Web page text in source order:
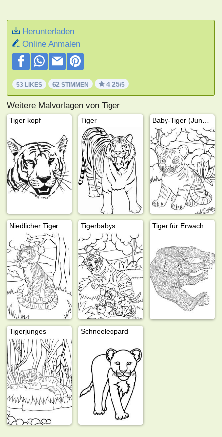
Herunterladen
Online Anmalen
53 LIKES 62 STIMMEN 4.25/5
Weitere Malvorlagen von Tiger
Tiger kopf Tiger
Niedlicher Tiger Tigerbabys
Tigerjunges Schneeleopard